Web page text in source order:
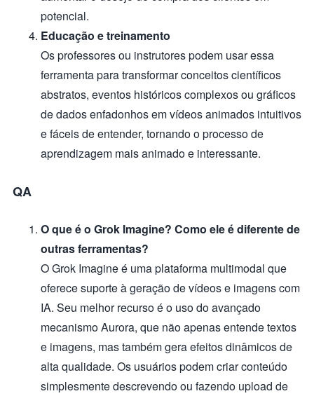
potencial.
Educação e treinamento
Os professores ou instrutores podem usar essa
ferramenta para transformar conceitos científicos
abstratos, eventos históricos complexos ou gráficos
de dados enfadonhos em vídeos animados intuitivos
e fáceis de entender, tornando o processo de
aprendizagem mais animado e interessante.
QA
O que é o Grok Imagine? Como ele é diferente de
outras ferramentas?
O Grok Imagine é uma plataforma multimodal que
oferece suporte à geração de vídeos e imagens com
IA. Seu melhor recurso é o uso do avançado
mecanismo Aurora, que não apenas entende textos
e imagens, mas também gera efeitos dinâmicos de
alta qualidade. Os usuários podem criar conteúdo
simplesmente descrevendo ou fazendo upload de